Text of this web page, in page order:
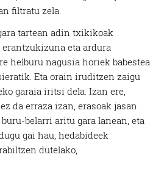
filtratu zela.
tartean adin txikikoak
erantzukizuna eta ardura
helburu nagusia horiek babestea
Eta orain iruditzen zaigu
garaia iritsi dela. Izan ere,
da erraza izan, erasoak jasan
belarri aritu gara lanean, eta
gai hau, hedabideek
dutelako,